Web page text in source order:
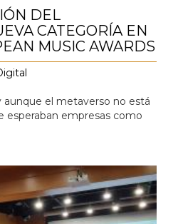
DEL
CATEGORÍA EN
MUSIC AWARDS
aunque el metaverso no está
esperaban empresas como